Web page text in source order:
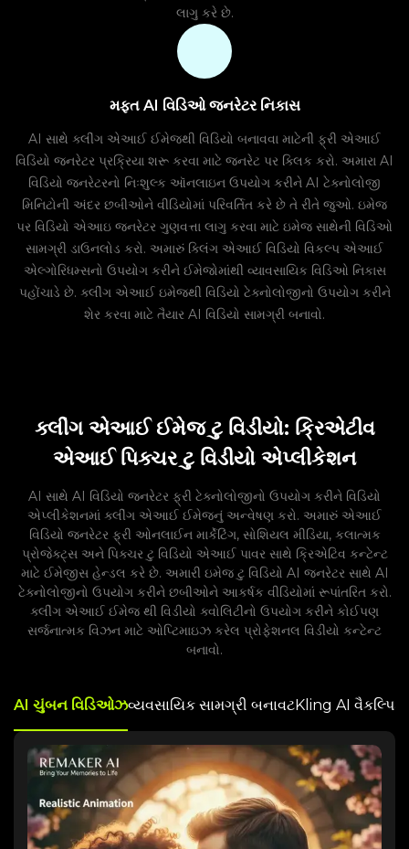
લાગુ કરે છે.
મફત AI વિડિઓ જનરેટર નિકાસ
AI સાથે ક્લીંગ એઆઈ ઈમેજથી વિડિયો બનાવવા માટેની ફ્રી એઆઈ
વિડિયો જનરેટર પ્રક્રિયા શરૂ કરવા માટે જનરેટ પર ક્લિક કરો. અમારા AI
વિડિયો જનરેટરનો નિઃશુલ્ક ઑનલાઇન ઉપયોગ કરીને AI ટેક્નોલોજી
મિનિટોની અંદર છબીઓને વીડિયોમાં પરિવર્તિત કરે છે તે રીતે જુઓ. ઇમેજ
પર વિડિયો એઆઇ જનરેટર ગુણવત્તા લાગુ કરવા માટે ઇમેજ સાથેની વિડિઓ
સામગ્રી ડાઉનલોડ કરો. અમારું ક્લિંગ એઆઈ વિડિયો વિકલ્પ એઆઈ
એલ્ગોરિધમ્સનો ઉપયોગ કરીને ઈમેજોમાંથી વ્યાવસાયિક વિડિઓ નિકાસ
પહોંચાડે છે. ક્લીંગ એઆઈ ઇમેજથી વિડિયો ટેક્નોલોજીનો ઉપયોગ કરીને
શેર કરવા માટે તૈયાર AI વિડિયો સામગ્રી બનાવો.
ક્લીંગ એઆઈ ઈમેજ ટુ વિડીયો: ક્રિએટીવ
એઆઈ પિક્ચર ટુ વિડીયો એપ્લીકેશન
AI સાથે AI વિડિયો જનરેટર ફ્રી ટેક્નોલોજીનો ઉપયોગ કરીને વિડિયો
એપ્લીકેશનમાં ક્લીંગ એઆઈ ઈમેજનું અન્વેષણ કરો. અમારું એઆઈ
વિડિયો જનરેટર ફ્રી ઓનલાઈન માર્કેટિંગ, સોશિયલ મીડિયા, કલાત્મક
પ્રોજેક્ટ્સ અને પિક્ચર ટુ વિડિયો એઆઈ પાવર સાથે ક્રિએટિવ કન્ટેન્ટ
માટે ઈમેજીસ હેન્ડલ કરે છે. અમારી ઇમેજ ટુ વિડિયો AI જનરેટર સાથે AI
ટેક્નોલોજીનો ઉપયોગ કરીને છબીઓને આકર્ષક વીડિયોમાં રૂપાંતરિત કરો.
ક્લીંગ એઆઈ ઈમેજ થી વિડીયો ક્વોલિટીનો ઉપયોગ કરીને કોઈપણ
સર્જનાત્મક વિઝન માટે ઓપ્ટિમાઇઝ કરેલ પ્રોફેશનલ વિડીયો કન્ટેન્ટ
બનાવો.
AI ચુંબન વિડિઓઝવ્યવસાયિક સામગ્રી બનાવટKling AI વૈકલ્પિક